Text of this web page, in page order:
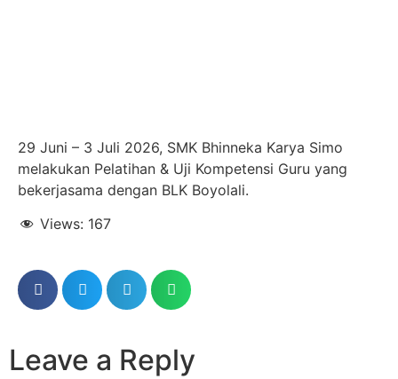
29 Juni – 3 Juli 2026, SMK Bhinneka Karya Simo
melakukan Pelatihan & Uji Kompetensi Guru yang
bekerjasama dengan BLK Boyolali.
Views: 167
Leave a Reply